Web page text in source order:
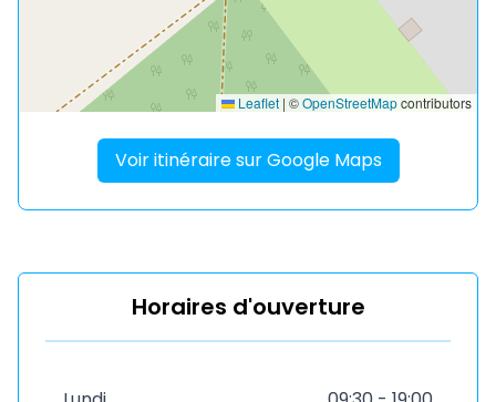
Leaflet | ©OpenStreetMapcontributors
Voir itinéraire sur Google Maps
Horaires d'ouverture